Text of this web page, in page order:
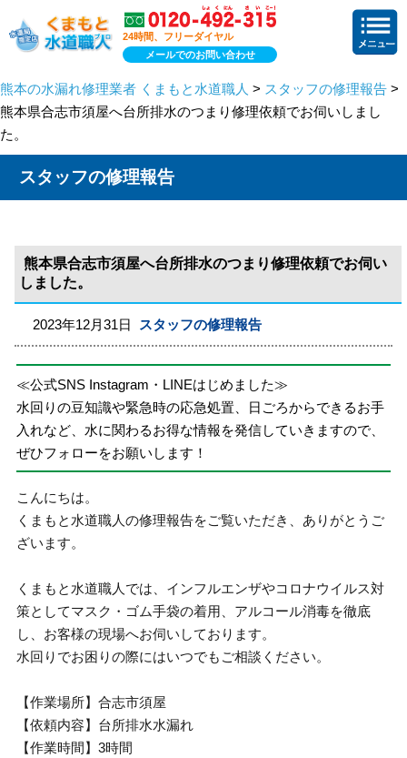
24時間、フリーダイヤル
メールでのお問い合わせ
熊本の水漏れ修理業者 くまもと水道職人 > スタッフの修理報告 >
熊本県合志市須屋へ台所排水のつまり修理依頼でお伺いしまし
た。
スタッフの修理報告
熊本県合志市須屋へ台所排水のつまり修理依頼でお伺い
しました。
2023年12月31日 スタッフの修理報告
≪公式SNS Instagram・LINEはじめました≫
水回りの豆知識や緊急時の応急処置、日ごろからできるお手
入れなど、水に関わるお得な情報を発信していきますので、
ぜひフォローをお願いします！
こんにちは。
くまもと水道職人の修理報告をご覧いただき、ありがとうご
ざいます。
くまもと水道職人では、インフルエンザやコロナウイルス対
策としてマスク・ゴム手袋の着用、アルコール消毒を徹底
し、お客様の現場へお伺いしております。
水回りでお困りの際にはいつでもご相談ください。
【作業場所】合志市須屋
【依頼内容】台所排水水漏れ
【作業時間】3時間